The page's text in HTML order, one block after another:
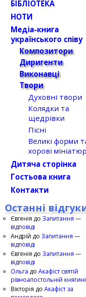
БІБЛІОТЕКА
НОТИ
Медіа-книга
українського співу
Композитори
Диригенти
Виконавці
Твори
Духовні твори
Колядки та
щедрівки
Пісні
Великі форми
хорові
Дитяча сторінка
Гостьова книга
Контакти
Останні
Євгенія до Запитання —
відповіді
Андрій до Запитання —
відповіді
Євгенія до Запитання —
відповіді
Ольга до Акафіст святій
рівноапостольній
Вікторія до Акафіст за